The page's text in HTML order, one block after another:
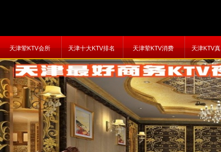
天津荤KTV会所 天津十大KTV排名 天津荤KTV消费 天津KTV